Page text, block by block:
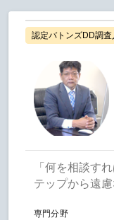
認定バトンズDD調査
「何を相談す
テップから遠
専門分野